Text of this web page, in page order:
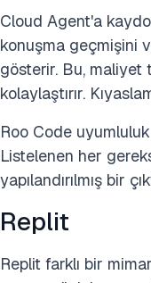
Cloud Agent'a
konuşma geçmişini
gösterir. Bu, maliyet
kolaylaştırır.
Roo Code
Listelenen her
yapılandırılmış bir
Replit
Replit farklı bir